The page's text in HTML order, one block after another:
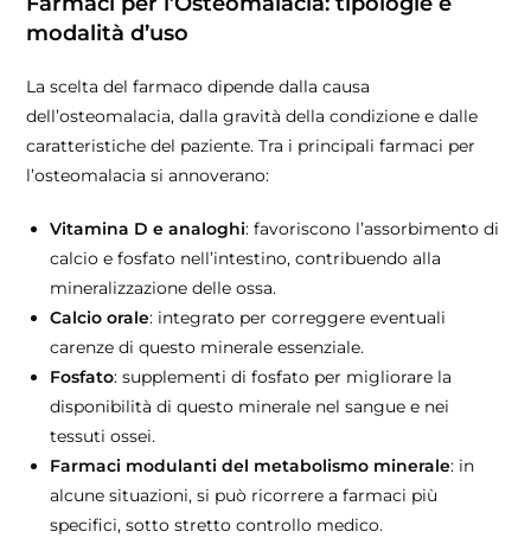
modalità d’uso
La scelta del farmaco dipende dalla causa
dell’osteomalacia, dalla gravità della condizione e dalle
caratteristiche del paziente. Tra i principali farmaci per
l’osteomalacia si annoverano:
Vitamina D e analoghi: favoriscono l’assorbimento di
calcio e fosfato nell’intestino, contribuendo alla
mineralizzazione delle ossa.
Calcio orale: integrato per correggere eventuali
carenze di questo minerale essenziale.
Fosfato: supplementi di fosfato per migliorare la
disponibilità di questo minerale nel sangue e nei
tessuti ossei.
Farmaci modulanti del metabolismo minerale: in
alcune situazioni, si può ricorrere a farmaci più
specifici, sotto stretto controllo medico.